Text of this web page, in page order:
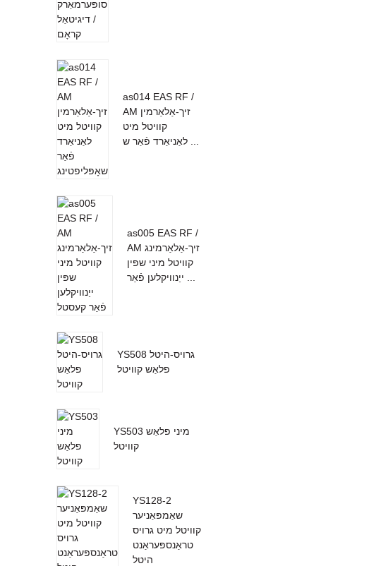
as014 EAS RF /
AM זיך-אַלאַרמין
קוויטל מיט
לאַניאַרד פֿאַר ש ...
as005 EAS RF /
AM זיך-אַלאַרמינג
קוויטל מיני שפּין
YS508 גרויס-היטל
פלאַש קוויטל
YS503 מיני פלאַש
קוויטל
YS128-2
שאַמפּאַניער
קוויטל מיט גרויס
טראַנספּעראַנט
היטל